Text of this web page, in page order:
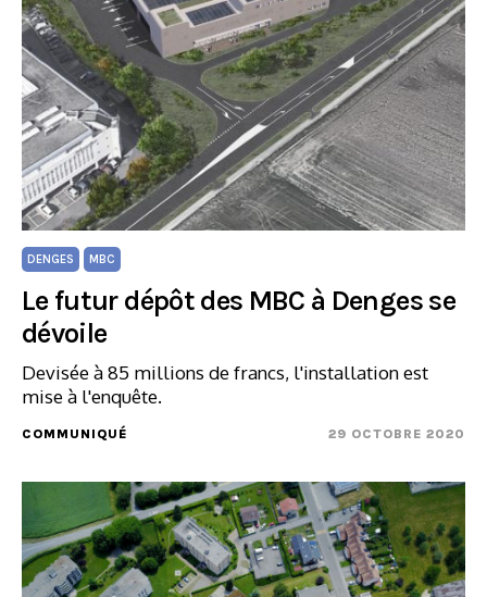
DENGES MBC
Le futur dépôt des MBC à Denges se
dévoile
Devisée à 85 millions de francs, l'installation est
mise à l'enquête.
COMMUNIQUÉ 29 OCTOBRE 2020